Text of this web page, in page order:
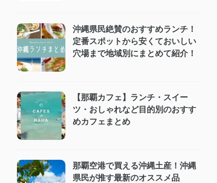
沖縄県民絶賛のおすすめランチ！
定番スポットから安くておいしい
穴場まで地域別にまとめて紹介！
【那覇カフェ】ランチ・スイー
ツ・おしゃれなど目的別のおすす
めカフェまとめ
那覇空港で買える沖縄土産！沖縄
県民が推す最新のオススメ品